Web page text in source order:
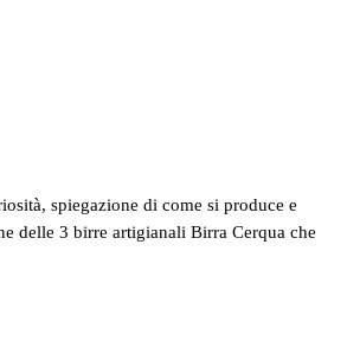
spiegazione di come si produce e
delle 3 birre artigianali Birra Cerqua che